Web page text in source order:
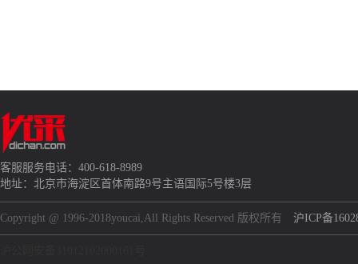
客服服务电话：400-618-8989
地址：北京市海淀区首体南路9号主语国际5号楼3层
Copyright @ 1996-2018youcai,All Rights Reserved 版权所有 沪ICP备